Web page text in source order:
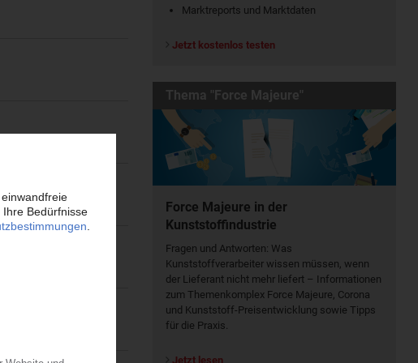
Marktreports und Marktdaten
Jetzt kostenlos testen
Thema "Force Majeure"
Force Majeure in der
Kunststoffindustrie
Fragen und Antworten: Was
Kunst­stoff­verarbeiter wissen müssen, wenn
der Lieferant nicht mehr liefert – Informationen
zum Themenkomplex Force Majeure, Corona
und Kunststoff-Preisentwicklung sowie Tipps
für die Praxis.
Jetzt lesen